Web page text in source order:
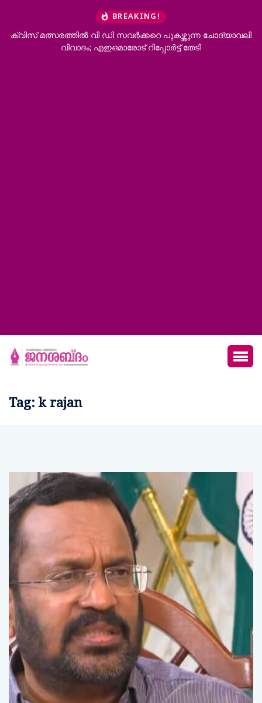
BREAKING!
ക്വിസ് മത്സരത്തില്‍ വി ഡി സവര്‍ക്കറെ പുകഴ്ത്തുന്ന ചോദ്യാവലി
വിവാദം; എഇഒമാരോട് റിപ്പോര്‍ട്ട് തേടി
Tag: k rajan